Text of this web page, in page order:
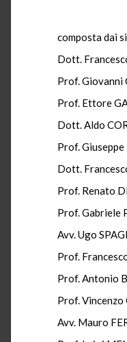
composta dai
Dott.
Prof. Giovanni
Prof. Ettore
Dott. Aldo
Prof.
Dott.
Prof. Renato
Prof. Gabriele
Avv. Ugo
Prof.
Prof. Antonio
Prof. Vincenzo
Avv. Mauro